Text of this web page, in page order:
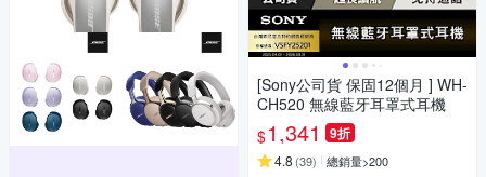
[Sony公司貨 保固12個月 ] WH-
CH520 無線藍牙耳罩式耳機
$1,341 9折
4.8 (39) 總銷量>200